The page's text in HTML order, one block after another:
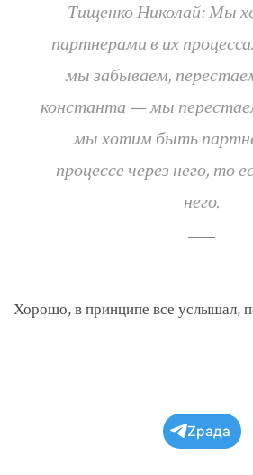
Тищенко Николай: Мы
партнерами в их
мы забываем,
константа — мы
мы хотим быть
процессе через него, то
него.
Хорошо, в принципе все услышал,
Zрада